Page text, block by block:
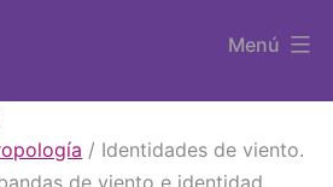
Menú
/ Identidades de viento.
de viento e identidad